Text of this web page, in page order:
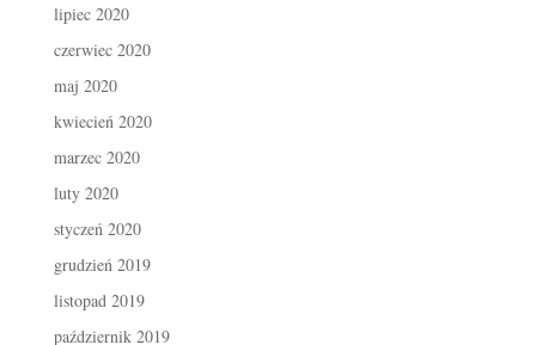
lipiec 2020
czerwiec 2020
maj 2020
kwiecień 2020
marzec 2020
luty 2020
styczeń 2020
grudzień 2019
listopad 2019
październik 2019